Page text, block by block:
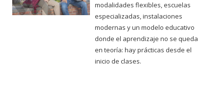
modalidades flexibles, escuelas
especializadas, instalaciones
modernas y un modelo educativo
donde el aprendizaje no se queda
en teoría: hay prácticas desde el
inicio de clases.